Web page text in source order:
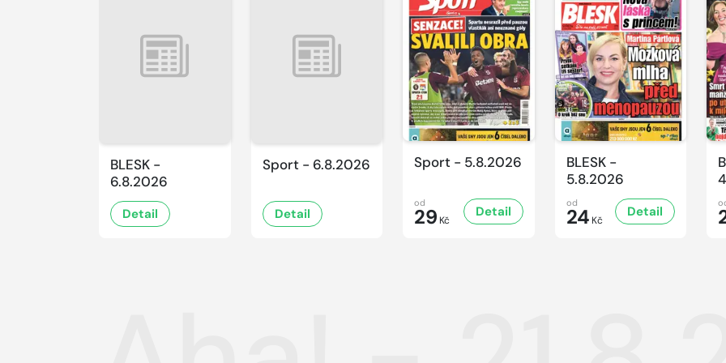
BLESK -
6.8.2026
Detail
Sport - 6.8.2026
Detail
Sport - 5.8.2026
od
29 Kč
Detail
BLESK -
5.8.2026
od
24 Kč
Detail